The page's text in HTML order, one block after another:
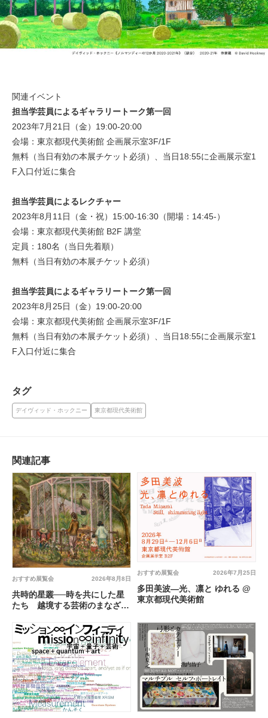
関連イベント
担当学芸員によるギャラリートーク第一回
2023年7月21日（金）19:00-20:00
会場：東京都現代美術館 企画展示室3F/1F
無料（当日有効の本展チケット必須）、当日18:55に企画展示室1
F入口付近に集合
担当学芸員によるレクチャー
2023年8月11日（金・祝）15:00-16:30（開場：14:45-）
会場：東京都現代美術館 B2F 講堂
定員：180名（当日先着順）
無料（当日有効の本展チケット必須）
担当学芸員によるギャラリートーク第一回
2023年8月25日（金）19:00-20:00
会場：東京都現代美術館 企画展示室3F/1F
無料（当日有効の本展チケット必須）、当日18:55に企画展示室1
F入口付近に集合
タグ
デイヴィッド・ホックニー 東京都現代美術館
関連記事
2026年8月8日
おすすめ展覧会
共時的星叢──時を共にした星
たち 越境する芸術のまなざし
2026年7月25日
おすすめ展覧会
多田美波―光、凛と ゆれる @
東京都現代美術館